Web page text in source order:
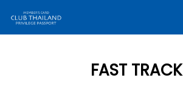
FAST TRACK